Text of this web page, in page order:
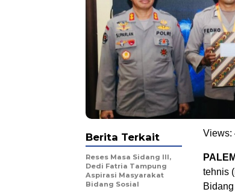
Views:
tehnis
Berita Terkait
Reses Masa Sidang III,
Dedi Fatria Tampung
Aspirasi Masyarakat
Bidang Sosial